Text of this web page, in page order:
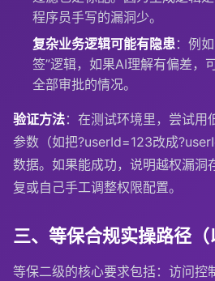
程序员手写的漏洞少。
复杂业务逻辑可能有隐患 ：例
签”逻辑，如果AI理解有偏差，
全部审批的情况。
验证方法：在测试环境里，尝试用
参数（如把?userId=123改成
数据。如果能成功，说明越权漏洞
复或自己手工调整权限配置。
三、等保合规实操路径（
等保二级的核心要求包括：访问控